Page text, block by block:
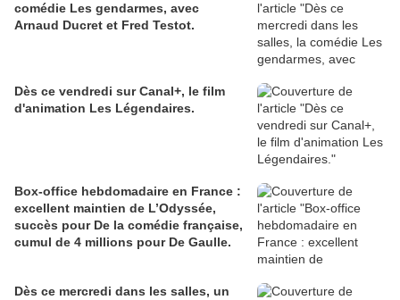
comédie Les gendarmes, avec
Arnaud Ducret et Fred Testot.
Dès ce vendredi sur Canal+, le film
d'animation Les Légendaires.
Box-office hebdomadaire en France :
excellent maintien de L’Odyssée,
succès pour De la comédie française,
cumul de 4 millions pour De Gaulle.
Dès ce mercredi dans les salles, un